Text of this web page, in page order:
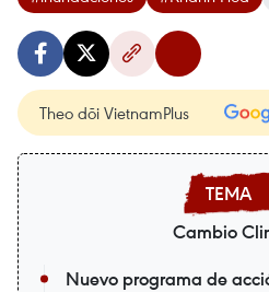
Theo dõi VietnamPlus
Cambio
Nuevo programa de